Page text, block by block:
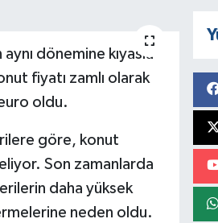
aynı dönemine kıyasla
fiyatı zamlı olarak
oldu.
göre, konut
Son zamanlarda
daha yüksek
neden oldu.